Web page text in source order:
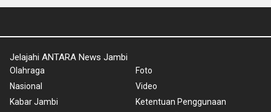
Jelajahi ANTARA News Jambi
Olahraga
Nasional
Kabar Jambi
Foto
Video
Ketentuan Penggunaan